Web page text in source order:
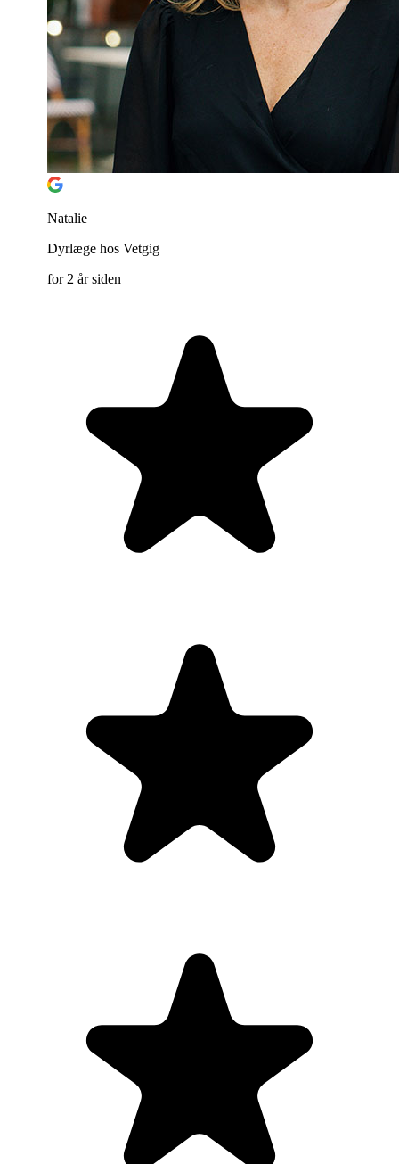
Natalie
Dyrlæge hos Vetgig
for 2 år siden